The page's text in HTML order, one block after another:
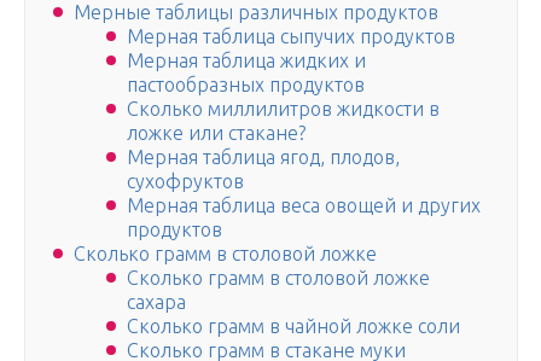
Мерные таблицы различных продуктов
Мерная таблица сыпучих продуктов
Мерная таблица жидких и
пастообразных продуктов
Сколько миллилитров жидкости в
ложке или стакане?
Мерная таблица ягод, плодов,
сухофруктов
Мерная таблица веса овощей и других
продуктов
Сколько грамм в столовой ложке
Сколько грамм в столовой ложке
сахара
Сколько грамм в чайной ложке соли
Сколько грамм в стакане муки